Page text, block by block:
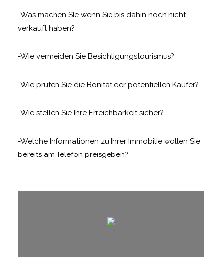
-Was machen SIe wenn Sie bis dahin noch nicht
verkauft haben?
-Wie vermeiden Sie Besichtigungstourismus?
-Wie prüfen Sie die Bonität der potentiellen Käufer?
-Wie stellen Sie Ihre Erreichbarkeit sicher?
-Welche Informationen zu Ihrer Immobilie wollen Sie
bereits am Telefon preisgeben?